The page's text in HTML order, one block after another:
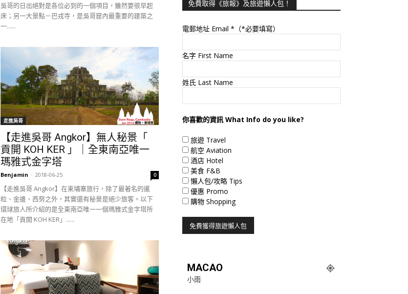
吳哥的日出絕對是各位必到的一個項目，雖然要很早起
床；另一大景點－巴戎寺，是吳哥窟內最重要的建築之
一......
走進吳哥
【走進吳哥 Angkor】無人秘景「
貢開 KOH KER 」｜全東南亞唯一
瑪雅式金字塔
Benjamin - 2018-06-25 0
【走進吳哥 Angkor】在柬埔寨旅行，除了最著名的暹
粒、金邊、西努之外，其實還有秘景是絕少旅客。以下
環球旅人所介紹的是全東南亞唯一一個瑪雅式金字塔所
在地「貢開 KOH KER」......
免費取得《旅報》及旅遊懶人包！
電郵地址 Email *（*必要填寫）
名字 First Name
姓氏 Last Name
你喜歡的資訊 What Info do you like?
旅遊 Travel
航空 Aviation
酒店 Hotel
美食 F&B
懶人包/攻略 Tips
優惠 Promo
購物 Shopping
MACAO
小雨